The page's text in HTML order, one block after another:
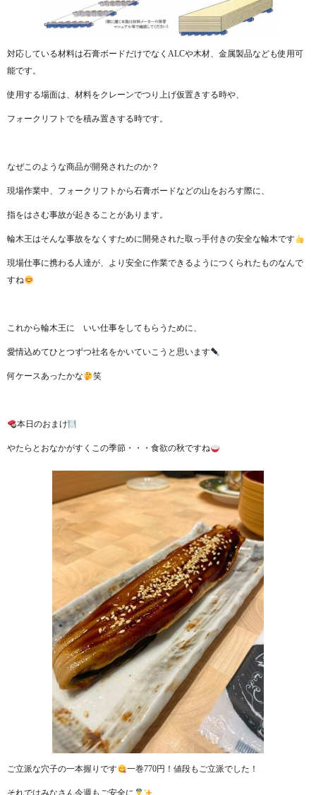
対応している材料は石膏ボードだけでなくALCや木材、金属製品なども使用可
能です。
使用する場面は、材料をクレーンでつり上げ仮置きする時や、
フォークリフトでを積み置きする時です。
なぜこのような商品が開発されたのか？
現場作業中、フォークリフトから石膏ボードなどの山をおろす際に、
指をはさむ事故が起きることがあります。
輪木王はそんな事故をなくすために開発された取っ手付きの安全な輪木です
現場仕事に携わる人達が、より安全に作業できるようにつくられたものなんで
すね
これから輪木王に いい仕事をしてもらうために、
愛情込めてひとつずつ社名をかいていこうと思います
何ケースあったかな 笑
本日のおまけ
やたらとおなかがすくこの季節・・・食欲の秋ですね
ご立派な穴子の一本握りです 一巻770円！値段もご立派でした！